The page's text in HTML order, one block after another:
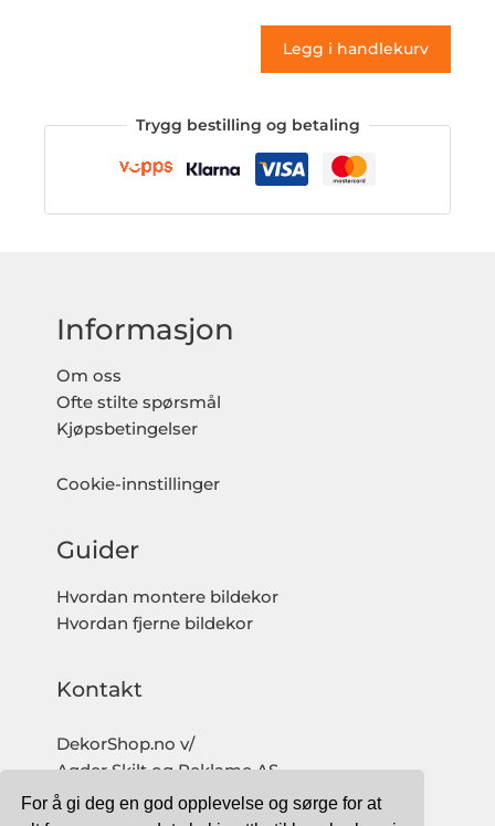
For å gi deg en god opplevelse og sørge for at
antall
Legg i handlekurv
Trygg bestilling og betaling
Informasjon
Om oss
Ofte stilte spørsmål
Kjøpsbetingelser
Cookie-innstillinger
Guider
Hvordan montere bildekor
Hvordan fjerne bildekor
Kontakt
DekorShop.no v/
Agder Skilt og Reklame AS
Org. nr: 997 633 016 MVA